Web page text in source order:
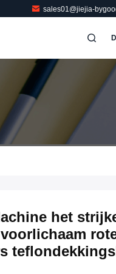
sales01@jiejia-
het